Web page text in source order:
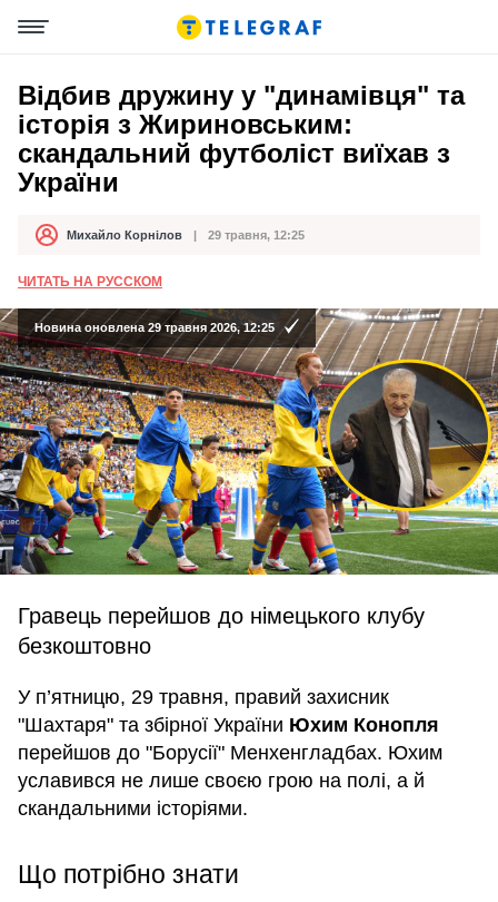
Відбив дружину у "динамівця" та
історія з Жириновським:
скандальний футболіст виїхав з
України
АвторМихайло Корнілов
Дата публікації 29 травня, 12:25
ЧИТАТЬ НА РУССКОМ
Новина оновлена 29 травня 2026, 12:25
Гравець перейшов до німецького клубу
безкоштовно
У п’ятницю, 29 травня, правий захисник
"Шахтаря" та збірної України Юхим Конопля
перейшов до "Борусії" Менхенгладбах. Юхим
уславився не лише своєю грою на полі, а й
скандальними історіями.
Що потрібно знати